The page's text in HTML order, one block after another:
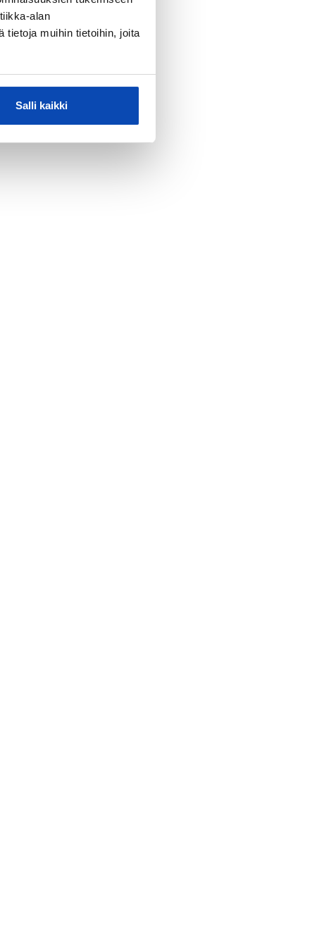
alan
tietoja muihin tietoihin, joita
Salli kaikki